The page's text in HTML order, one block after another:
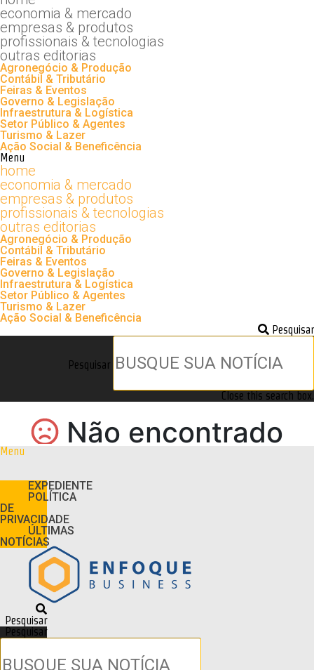
economia & mercado
empresas & produtos
profissionais & tecnologias
outras editorias
Agronegócio & Produção
Contábil & Tributário
Feiras & Eventos
Governo & Legislação
Infraestrutura & Logística
Setor Público & Agentes
Turismo & Lazer
Ação Social & Beneficência
Menu
home
economia & mercado
empresas & produtos
profissionais & tecnologias
outras editorias
Agronegócio & Produção
Contábil & Tributário
Feiras & Eventos
Governo & Legislação
Infraestrutura & Logística
Setor Público & Agentes
Turismo & Lazer
Ação Social & Beneficência
Pesquisar
Pesquisar
Close this search box.
Menu
EXPEDIENTE
POLÍTICA
DE
PRIVACIDADE
ÚLTIMAS
NOTÍCIAS
Pesquisar
Pesquisar